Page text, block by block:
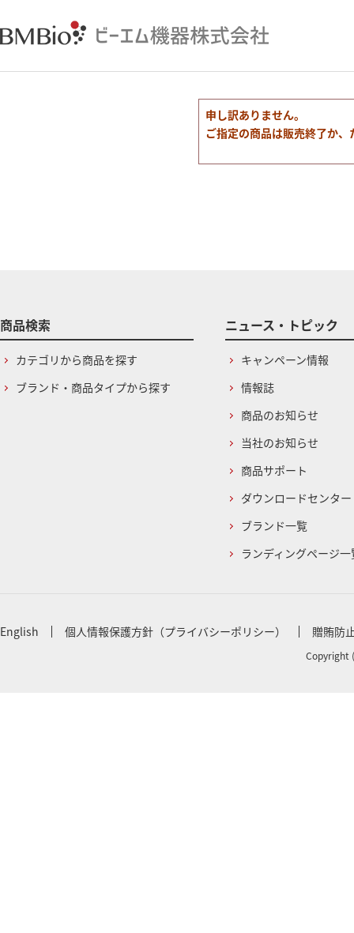
申し訳ありません。
ご指定の商品は販売終了か
商品検索
カテゴリから商品を探す
ブランド・商品タイプから探す
ニュース・トピック
キャンペーン情報
情報誌
商品のお知らせ
当社のお知らせ
商品サポート
ダウンロードセンター
ブランド一覧
ランディングページ一
English 個人情報保護方針（プライバシーポリシー） 贈賄防
Copyright